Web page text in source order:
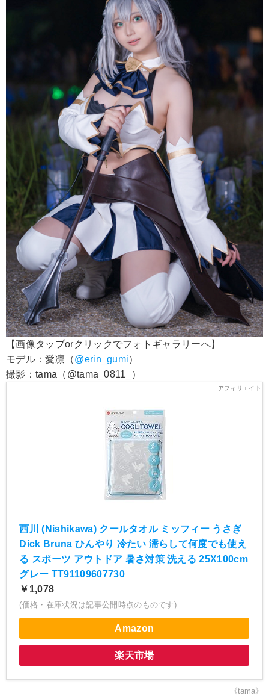
【画像タップorクリックでフォトギャラリーへ】
モデル：愛凛（@erin_gumi）
撮影：tama（@tama_0811_）
西川 (Nishikawa) クールタオル ミッフィー うさぎ
Dick Bruna ひんやり 冷たい 濡らして何度でも使え
る スポーツ アウトドア 暑さ対策 洗える 25X100cm
グレー TT91109607730
￥1,078
(価格・在庫状況は記事公開時点のものです)
Amazon
楽天市場
《tama》